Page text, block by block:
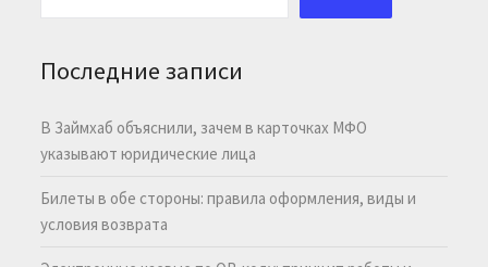
Последние записи
В Займхаб объяснили, зачем в карточках МФО
указывают юридические лица
Билеты в обе стороны: правила оформления, виды и
условия возврата